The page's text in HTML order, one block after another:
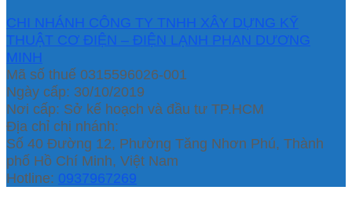
CHI NHÁNH CÔNG TY TNHH XÂY DỰNG KỸ
THUẬT CƠ ĐIỆN – ĐIỆN LẠNH PHAN DƯƠNG
MINH
Mã số thuế 0315596026-001
Ngày cấp: 30/10/2019
Nơi cấp: Sở kế hoạch và đầu tư TP.HCM
Địa chỉ chi nhánh:
Số 40 Đường 12, Phường Tăng Nhơn Phú, Thành
phố Hồ Chí Minh, Việt Nam
Hotline: 0937967269